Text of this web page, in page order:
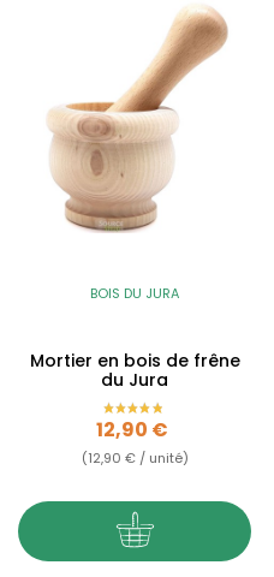
BOIS DU JURA
Mortier en bois de frêne
du Jura
Prix
12,90 €
(12,90 € / unité)